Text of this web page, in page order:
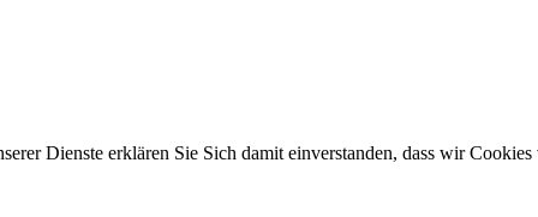
Dienste erklären Sie Sich damit einverstanden, dass wir Cookies